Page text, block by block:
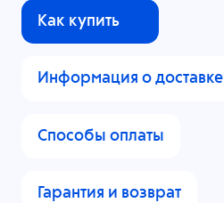
Как купить
Информация о доставке
Способы оплаты
Гарантия и возврат